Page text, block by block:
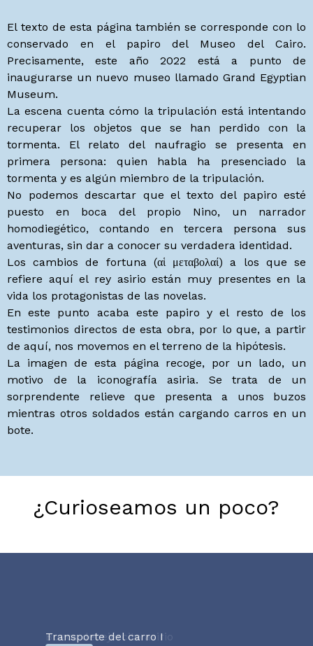
El texto de esta página también se corresponde con lo
conservado en el papiro del Museo del Cairo.
Precisamente, este año 2022 está a punto de
inaugurarse un nuevo museo llamado Grand Egyptian
Museum.
La escena cuenta cómo la tripulación está intentando
recuperar los objetos que se han perdido con la
tormenta. El relato del naufragio se presenta en
primera persona: quien habla ha presenciado la
tormenta y es algún miembro de la tripulación.
No podemos descartar que el texto del papiro esté
puesto en boca del propio Nino, un narrador
homodiegético, contando en tercera persona sus
aventuras, sin dar a conocer su verdadera identidad.
Los cambios de fortuna (αἱ μεταβολαί) a los que se
refiere aquí el rey asirio están muy presentes en la
vida los protagonistas de las novelas.
En este punto acaba este papiro y el resto de los
testimonios directos de esta obra, por lo que, a partir
de aquí, nos movemos en el terreno de la hipótesis.
La imagen de esta página recoge, por un lado, un
motivo de la iconografía asiria. Se trata de un
sorprendente relieve que presenta a unos buzos
mientras otros soldados están cargando carros en un
bote.
¿Curioseamos un poco?
Transporte del carro I